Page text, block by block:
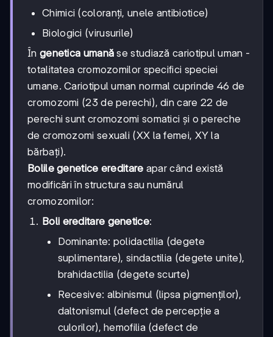
Chimici (coloranți, unele antibiotice)
Biologici (virusurile)
În genetica umană se studiază cariotipul uman -
totalitatea cromozomilor specifici speciei
umane. Cariotipul uman normal cuprinde 46 de
cromozomi (23 de perechi), din care 22 de
perechi sunt cromozomi somatici și o pereche
de cromozomi sexuali (XX la femei, XY la
bărbați).
Bolile genetice ereditare apar când există
modificări în structura sau numărul
cromozomilor:
Boli ereditare genetice:
Dominante: polidactilia (degete
suplimentare), sindactilia (degete unite),
brahidactilia (degete scurte)
Recesive: albinismul (lipsa pigmenților),
daltonismul (defect de percepție a
culorilor), hemofilia (defect de